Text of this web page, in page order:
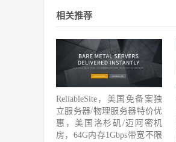
相关推荐
ReliableSite，美国免备案独
立服务器/物理服务器特价优
惠，美国洛杉矶/迈阿密机
房，64G内存1Gbps带宽不限